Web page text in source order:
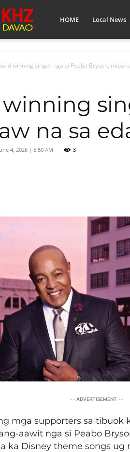
Bombo HOME Local News
winning singer nga si Peabo Bryson,
na sa
4, 2026 | 5:50 AM 3
-- ADVERTISEMENT --
mga supporters sa
aawit nga si Peabo
ka Disney theme songs ug